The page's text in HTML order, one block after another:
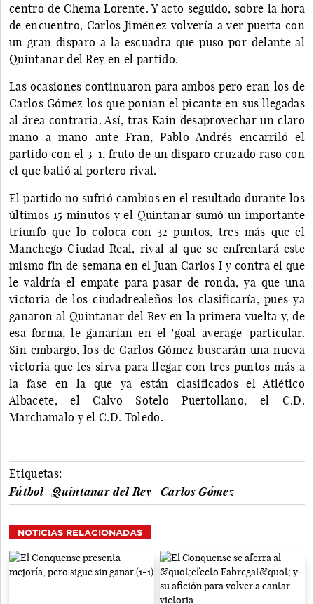
centro de Chema Lorente. Y acto seguido, sobre la hora
de encuentro, Carlos Jiménez volvería a ver puerta con
un gran disparo a la escuadra que puso por delante al
Quintanar del Rey en el partido.
Las ocasiones continuaron para ambos pero eran los de
Carlos Gómez los que ponían el picante en sus llegadas
al área contraria. Así, tras Kain desaprovechar un claro
mano a mano ante Fran, Pablo Andrés encarriló el
partido con el 3-1, fruto de un disparo cruzado raso con
el que batió al portero rival.
El partido no sufrió cambios en el resultado durante los
últimos 15 minutos y el Quintanar sumó un importante
triunfo que lo coloca con 32 puntos, tres más que el
Manchego Ciudad Real, rival al que se enfrentará este
mismo fin de semana en el Juan Carlos I y contra el que
le valdría el empate para pasar de ronda, ya que una
victoria de los ciudadrealeños los clasificaría, pues ya
ganaron al Quintanar del Rey en la primera vuelta y, de
esa forma, le ganarían en el 'goal-average' particular.
Sin embargo, los de Carlos Gómez buscarán una nueva
victoria que les sirva para llegar con tres puntos más a
la fase en la que ya están clasificados el Atlético
Albacete, el Calvo Sotelo Puertollano, el C.D.
Marchamalo y el C.D. Toledo.
Etiquetas:
Fútbol
Quintanar del Rey Carlos Gómez
NOTICIAS RELACIONADAS